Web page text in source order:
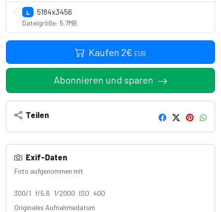
L 5184x3456
Dateigröße: 5.7MB
Kaufen 2€ EUR
Abonnieren und sparen
Teilen
Exif-Daten
Foto aufgenommen mit
300/1 f/5.6 1/2000 ISO 400
Originales Aufnahmedatum